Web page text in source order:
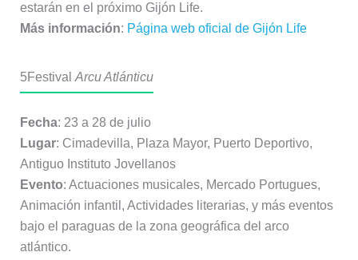
estarán en el próximo Gijón Life.
Más información: Página web oficial de Gijón Life
5 Festival Arcu Atlánticu
Fecha: 23 a 28 de julio
Lugar: Cimadevilla, Plaza Mayor, Puerto Deportivo,
Antiguo Instituto Jovellanos
Evento: Actuaciones musicales, Mercado Portugues,
Animación infantil, Actividades literarias, y más eventos
bajo el paraguas de la zona geográfica del arco
atlántico.